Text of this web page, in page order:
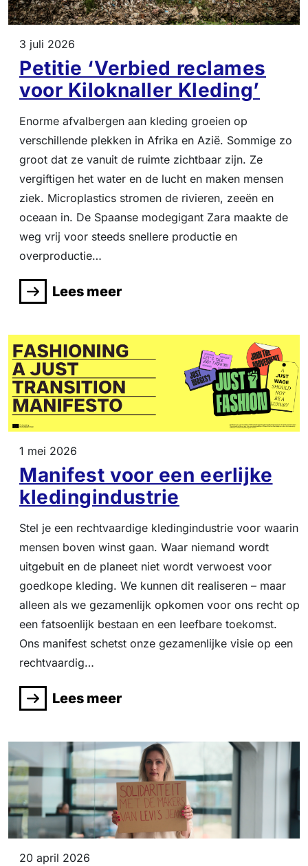
3 juli 2026
Petitie ‘Verbied reclames
voor Kiloknaller Kleding’
Enorme afvalbergen aan kleding groeien op
verschillende plekken in Afrika en Azië. Sommige zo
groot dat ze vanuit de ruimte zichtbaar zijn. Ze
vergiftigen het water en de lucht en maken mensen
ziek. Microplastics stromen de rivieren, zeeën en
oceaan in. De Spaanse modegigant Zara maakte de
weg vrij voor steeds snellere productie en
overproductie…
Lees meer
1 mei 2026
Manifest voor een eerlijke
kledingindustrie
Stel je een rechtvaardige kledingindustrie voor waarin
mensen boven winst gaan. Waar niemand wordt
uitgebuit en de planeet niet wordt verwoest voor
goedkope kleding. We kunnen dit realiseren – maar
alleen als we gezamenlijk opkomen voor ons recht op
een fatsoenlijk bestaan en een leefbare toekomst.
Ons manifest schetst onze gezamenlijke visie op een
rechtvaardig…
Lees meer
20 april 2026